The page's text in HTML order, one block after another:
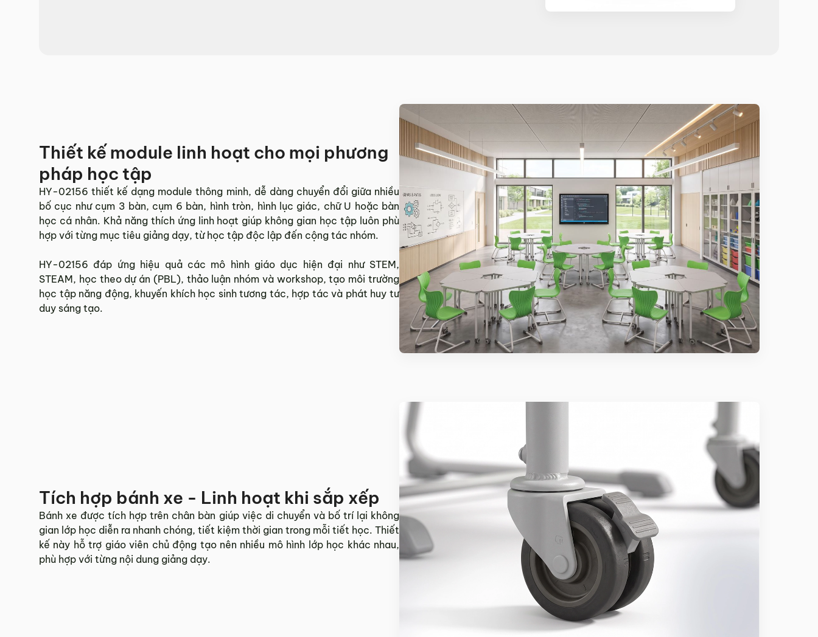
Thiết kế module linh hoạt cho mọi phương
pháp học tập
HY-02156 thiết kế dạng module thông minh, dễ dàng chuyển đổi giữa nhiều
bố cục như cụm 3 bàn, cụm 6 bàn, hình tròn, hình lục giác, chữ U hoặc bàn
học cá nhân. Khả năng thích ứng linh hoạt giúp không gian học tập luôn phù
hợp với từng mục tiêu giảng dạy, từ học tập độc lập đến cộng tác nhóm.
HY-02156 đáp ứng hiệu quả các mô hình giáo dục hiện đại như STEM,
STEAM, học theo dự án (PBL), thảo luận nhóm và workshop, tạo môi trường
học tập năng động, khuyến khích học sinh tương tác, hợp tác và phát huy tư
duy sáng tạo.
Tích hợp bánh xe - Linh hoạt khi sắp xếp
Bánh xe được tích hợp trên chân bàn giúp việc di chuyển và bố trí lại không
gian lớp học diễn ra nhanh chóng, tiết kiệm thời gian trong mỗi tiết học. Thiết
kế này hỗ trợ giáo viên chủ động tạo nên nhiều mô hình lớp học khác nhau,
phù hợp với từng nội dung giảng dạy.